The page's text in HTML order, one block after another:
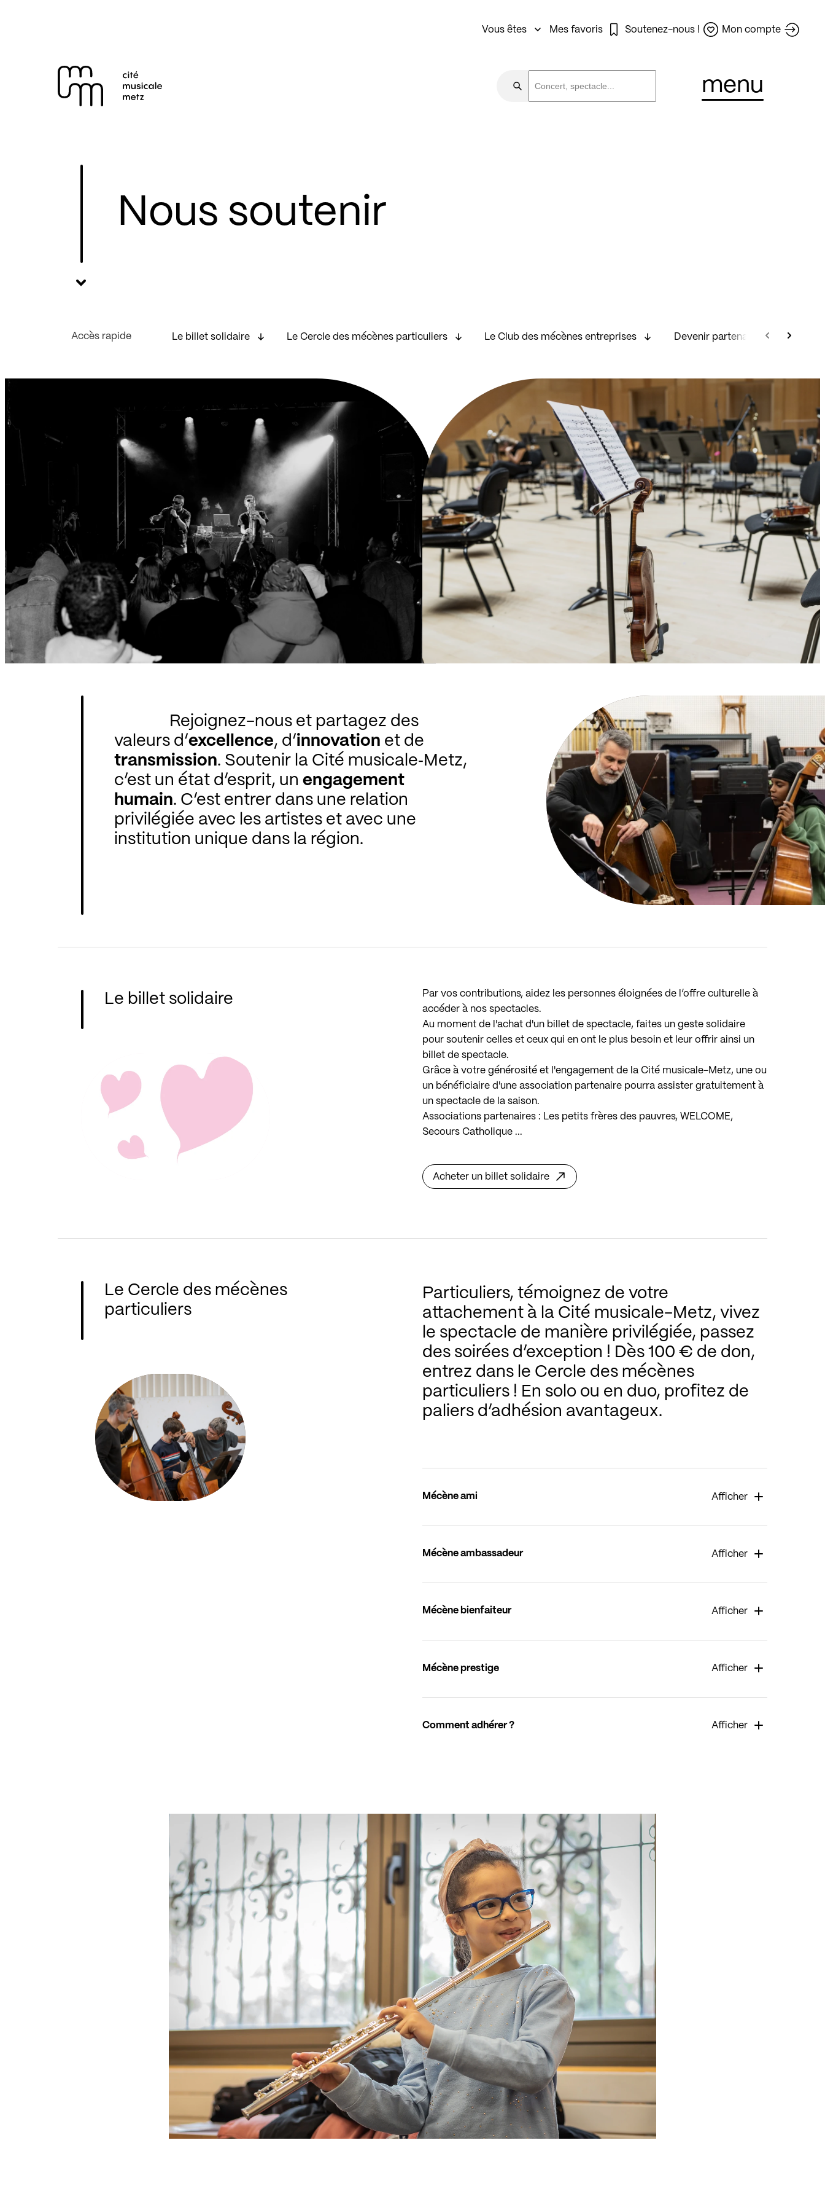
Pied de page
Vous êtes Mes favoris Soutenez-nous ! Mon compte
menu
Nous soutenir
Accès rapide Le billet solidaire Le Cercle des mécènes particuliers Le Club des mécènes entreprises Devenir partenaire
Rejoignez-nous et partagez des
valeurs d’excellence, d’innovation et de
transmission. Soutenir la Cité musicale‑Metz,
c’est un état d’esprit, un engagement
humain. C’est entrer dans une relation
privilégiée avec les artistes et avec une
institution unique dans la région.
Le billet solidaire
Par vos contributions, aidez les personnes éloignées de l’offre culturelle à
accéder à nos spectacles.
Au moment de l'achat d'un billet de spectacle, faites un geste solidaire
pour soutenir celles et ceux qui en ont le plus besoin et leur offrir ainsi un
billet de spectacle.
Grâce à votre générosité et l'engagement de la Cité musicale-Metz, une ou
un bénéficiaire d'une association partenaire pourra assister gratuitement à
un spectacle de la saison.
Associations partenaires : Les petits frères des pauvres, WELCOME,
Secours Catholique ...
Acheter un billet solidaire
Le Cercle des mécènes
particuliers
Particuliers, témoignez de votre
attachement à la Cité musicale-Metz, vivez
le spectacle de manière privilégiée, passez
des soirées d’exception ! Dès 100 € de don,
entrez dans le Cercle des mécènes
particuliers ! En solo ou en duo, profitez de
paliers d’adhésion avantageux.
Mécène ami Afficher
Mécène ambassadeur Afficher
Mécène bienfaiteur Afficher
Mécène prestige Afficher
Comment adhérer ? Afficher